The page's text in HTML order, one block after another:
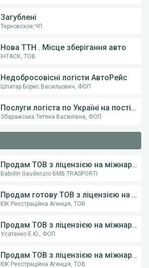
Загублені
Терновское,ЧП
Нова ТТН . Місце зберігання авто
ІНТАСК, ТОВ
Недобросовісні логісти АвтоРейс
Шпатар Борис Васильович, ФОП
Послуги логіста по Україні на постійній основі .
Збаражська Тетяна Василівна, ФОП
Продам ТОВ з ліцензією на міжнародне перевезення небезпечних вантажів (ADR)
Babolin Gaudenzio BMB TRASPORTI
Продам готову ТОВ з ліцензією на міжнародне перевезення небезпечних вантажів (ADR).
ЮК Реєстраційна Агенція, ТОВ
Продам ТОВ з ліцензією на міжнародне перевезення небезпечних вантажів (ADR). Ліцензія Безстрокова!
Усатенко Е.Ю., ФОП
Продам ТОВ з ліцензією на міжнародне перевезення небезпечних вантажів (ADR). Ліцензія Безстрокова!
ЮК Реєстраційна Агенція, ТОВ